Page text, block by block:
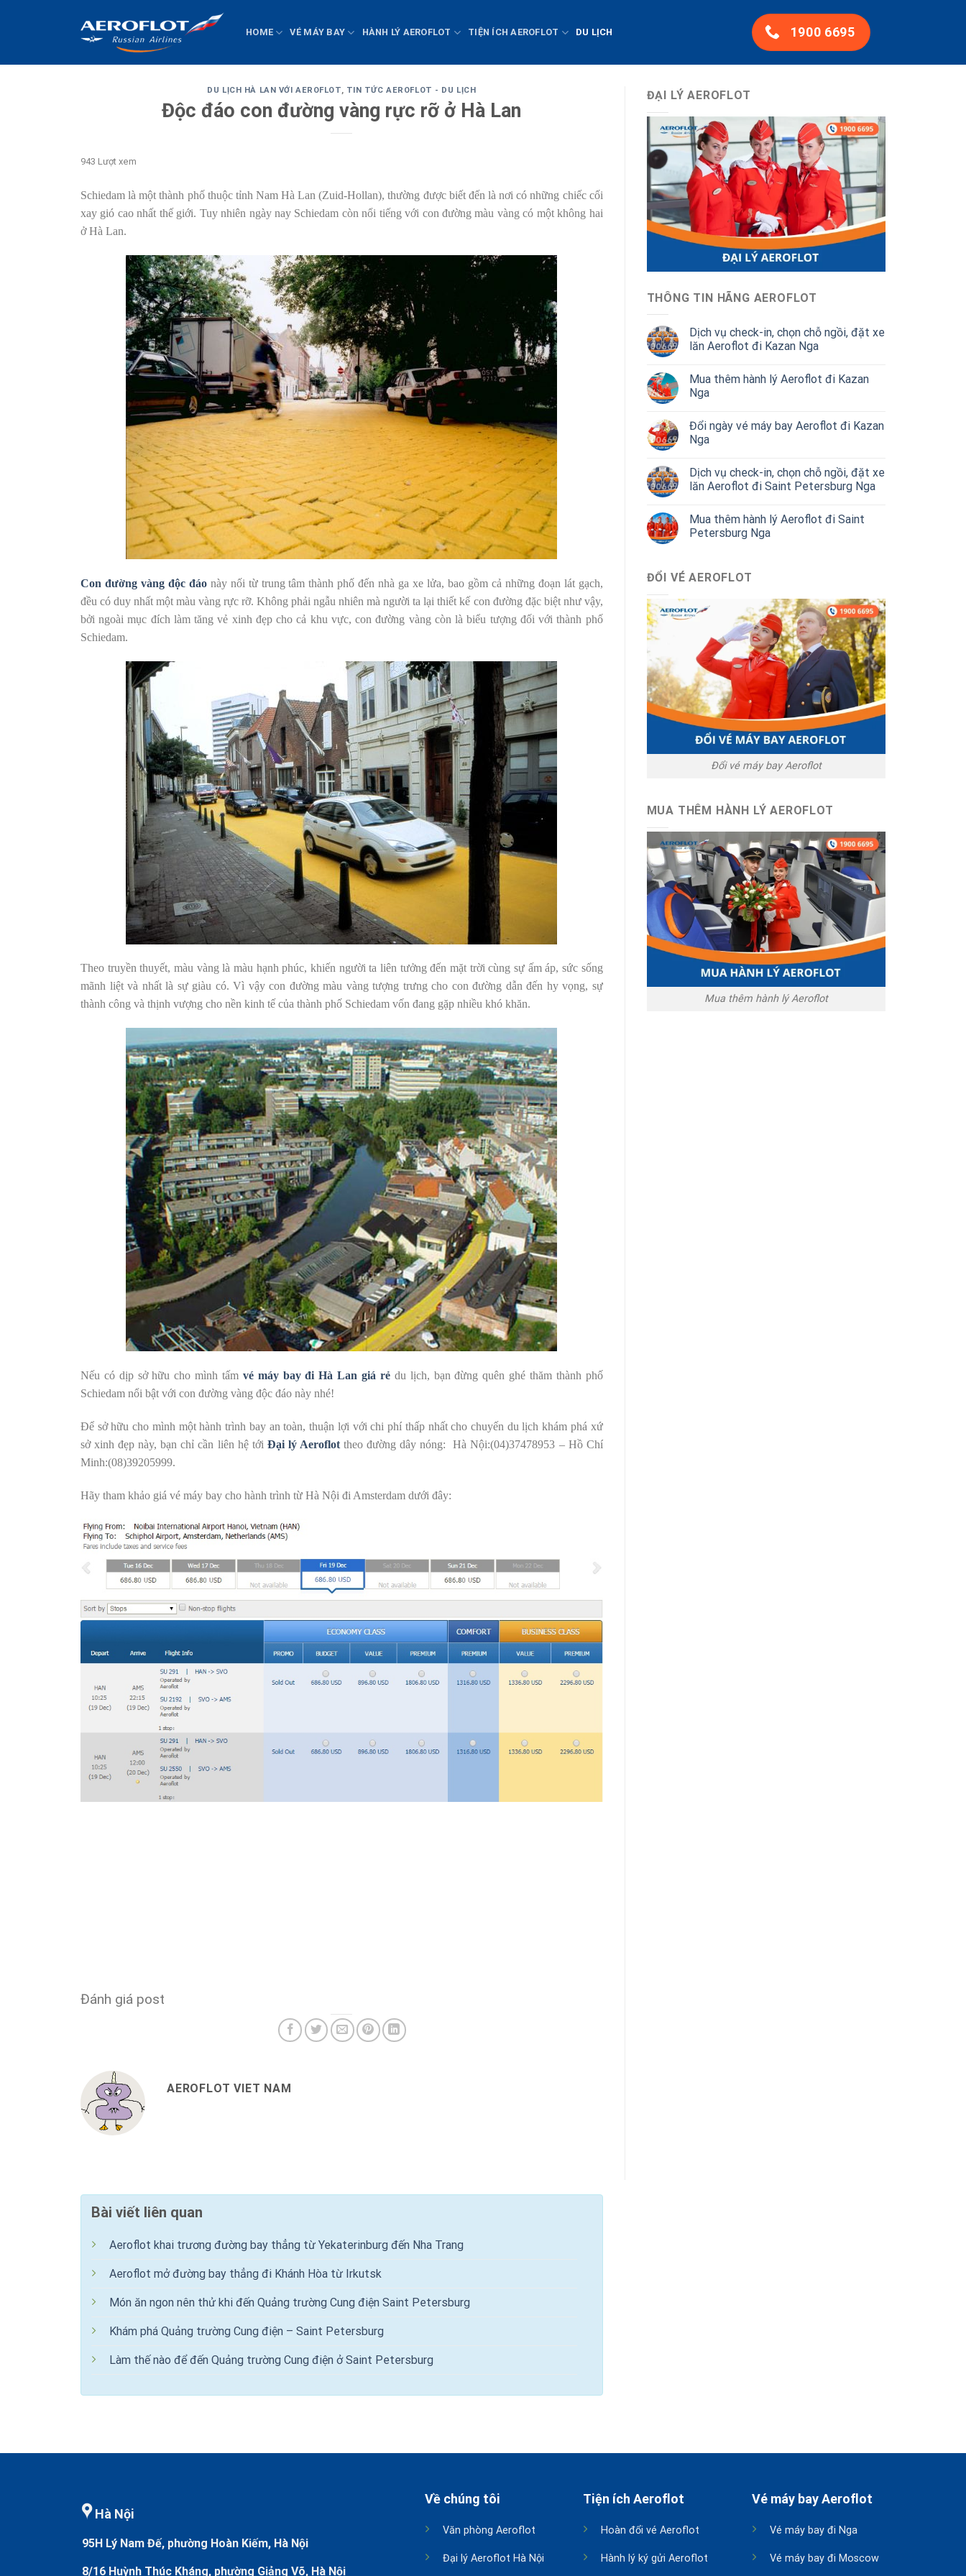
dung
HOME VÉ MÁY BAY HÀNH LÝ AEROFLOT TIỆN ÍCH AEROFLOT DU LỊCH 1900 6695
DU LỊCH HÀ LAN VỚI AEROFLOT, TIN TỨC AEROFLOT - DU LỊCH
Độc đáo con đường vàng rực rỡ ở Hà Lan
943 Lượt xem
Schiedam là một thành phố thuộc tỉnh Nam Hà Lan (Zuid-Hollan), thường được biết đến là nơi có những chiếc cối
xay gió cao nhất thế giới. Tuy nhiên ngày nay Schiedam còn nổi tiếng với con đường màu vàng có một không hai
ở Hà Lan.
Con đường vàng độc đáonày nối từ trung tâm thành phố đến nhà ga xe lửa, bao gồm cả những đoạn lát gạch,
đều có duy nhất một màu vàng rực rỡ. Không phải ngẫu nhiên mà người ta lại thiết kế con đường đặc biệt như vậy,
bởi ngoài mục đích làm tăng vẻ xinh đẹp cho cả khu vực, con đường vàng còn là biểu tượng đối với thành phố
Schiedam.
Theo truyền thuyết, màu vàng là màu hạnh phúc, khiến người ta liên tưởng đến mặt trời cùng sự ấm áp, sức sống
mãnh liệt và nhất là sự giàu có. Vì vậy con đường màu vàng tượng trưng cho con đường dẫn đến hy vọng, sự
thành công và thịnh vượng cho nền kinh tế của thành phố Schiedam vốn đang gặp nhiều khó khăn.
Nếu có dịp sở hữu cho mình tấm vé máy bay đi Hà Lan giá rẻdu lịch, bạn đừng quên ghé thăm thành phố
Schiedam nổi bật với con đường vàng độc đáo này nhé!
Để sở hữu cho mình một hành trình bay an toàn, thuận lợi với chi phí thấp nhất cho chuyến du lịch khám phá xứ
sở xinh đẹp này, bạn chỉ cần liên hệ tới Đại lý Aeroflottheo đường dây nóng: Hà Nội:(04)37478953 – Hồ Chí
Minh:(08)39205999.
Hãy tham khảo giá vé máy bay cho hành trình từ Hà Nội đi Amsterdam dưới đây:
Đánh giá post
AEROFLOT VIET NAM
ĐẠI LÝ AEROFLOT
THÔNG TIN HÃNG AEROFLOT
Dịch vụ check-in, chọn chỗ ngồi, đặt xe
lăn Aeroflot đi Kazan Nga
Mua thêm hành lý Aeroflot đi Kazan
Nga
Đổi ngày vé máy bay Aeroflot đi Kazan
Nga
Dịch vụ check-in, chọn chỗ ngồi, đặt xe
lăn Aeroflot đi Saint Petersburg Nga
Mua thêm hành lý Aeroflot đi Saint
Petersburg Nga
ĐỔI VÉ AEROFLOT
Đổi vé máy bay Aeroflot
MUA THÊM HÀNH LÝ AEROFLOT
Mua thêm hành lý Aeroflot
Bài viết liên quan
Aeroflot khai trương đường bay thẳng từ Yekaterinburg đến Nha Trang
Aeroflot mở đường bay thẳng đi Khánh Hòa từ Irkutsk
Món ăn ngon nên thử khi đến Quảng trường Cung điện Saint Petersburg
Khám phá Quảng trường Cung điện – Saint Petersburg
Làm thế nào để đến Quảng trường Cung điện ở Saint Petersburg
Hà Nội
95H Lý Nam Đế, phường Hoàn Kiếm, Hà Nội
8/16 Huỳnh Thúc Kháng, phường Giảng Võ, Hà Nội
Về chúng tôi
Văn phòng Aeroflot
Đại lý Aeroflot Hà Nội
Tiện ích Aeroflot
Hoàn đổi vé Aeroflot
Hành lý ký gửi Aeroflot
Vé máy bay Aeroflot
Vé máy bay đi Nga
Vé máy bay đi Moscow